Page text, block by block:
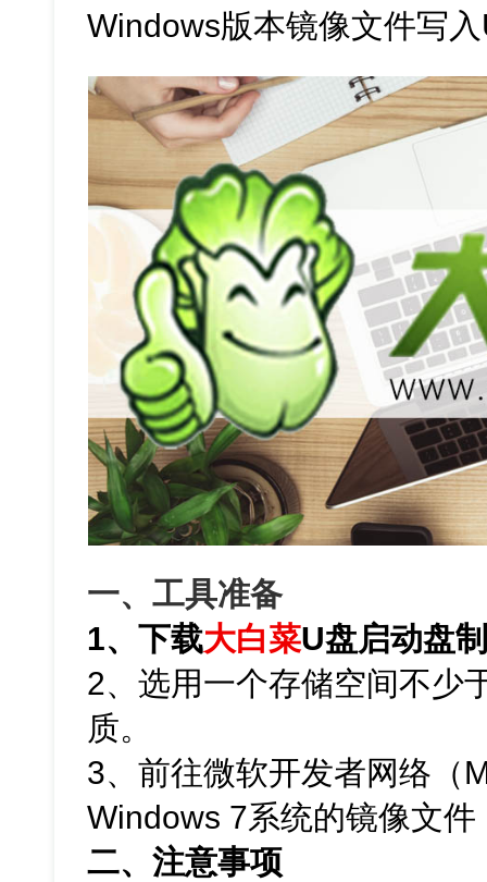
Windows版本镜像文件写
一、工具准备
1、下载大白菜U盘启动盘
2、选用一个存储空间不少
质。
3、前往微软开发者网络（
Windows 7系统的镜像文件
二、注意事项